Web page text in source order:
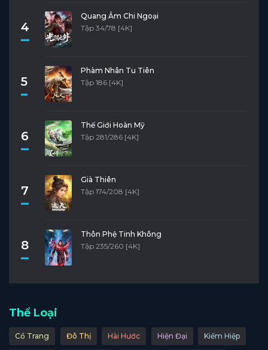
4
Quang Âm Chi Ngoại
Tập 34/78 [4K]
5
Phàm Nhân Tu Tiên
Tập 186 [4K]
6
Thế Giới Hoàn Mỹ
Tập 281/286 [4K]
7
Già Thiên
Tập 174/208 [4K]
8
Thôn Phệ Tinh Không
Tập 235/260 [4K]
Thể Loại
Cổ Trang Đô Thị Hài Hước Hiện Đại Kiếm Hiệp